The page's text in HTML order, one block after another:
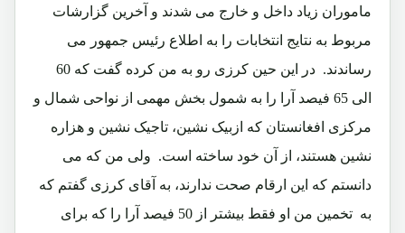
ماموران زیاد داخل و خارج می شدند و آخرین گزارشات
مربوط به نتایج انتخابات را به اطلاع رئیس جمهور می
رساندند. در این حین کرزی رو به من کرده گفت که 60
الی 65 فیصد آرا را به شمول بخش مهمی از نواحی شمال و
مرکزی افغانستان که ازبیک نشین، تاجیک نشین و هزاره
نشین هستند، از آن خود ساخته است. ولی من که می
دانستم که این ارقام صحت ندارند، به آقای کرزی گفتم که
به تخمین من او فقط بیشتر از 50 فیصد آرا را که برای